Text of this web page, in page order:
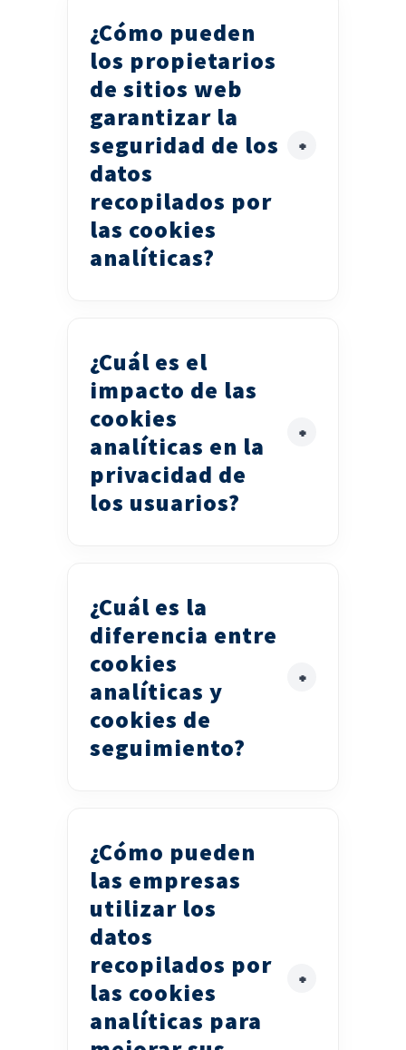
¿Cómo pueden
los propietarios
de sitios web
garantizar la
seguridad de los
datos
recopilados por
las cookies
analíticas?
¿Cuál es el
impacto de las
cookies
analíticas en la
privacidad de
los usuarios?
¿Cuál es la
diferencia entre
cookies
analíticas y
cookies de
seguimiento?
¿Cómo pueden
las empresas
utilizar los
datos
recopilados por
las cookies
analíticas para